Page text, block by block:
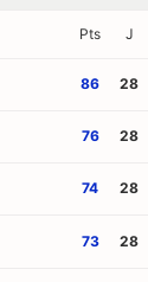
Pts J
86 28
76 28
74 28
73 28